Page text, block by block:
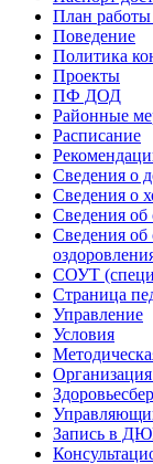
План
Поведение
Политика
Проекты
ПФ ДОД
Районные
Расписание
Сведения о
Сведения о
Сведения об
Сведения об
СОУТ
Страница
Управление
Условия
Запись в